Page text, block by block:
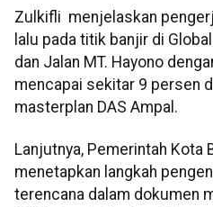
Zulkifli menjelaskan
lalu pada titik banjir di
dan Jalan MT. Hayono
mencapai sekitar 9 persen
masterplan DAS Ampal.
Lanjutnya, Pemerintah Kota
menetapkan langkah
terencana dalam dokumen